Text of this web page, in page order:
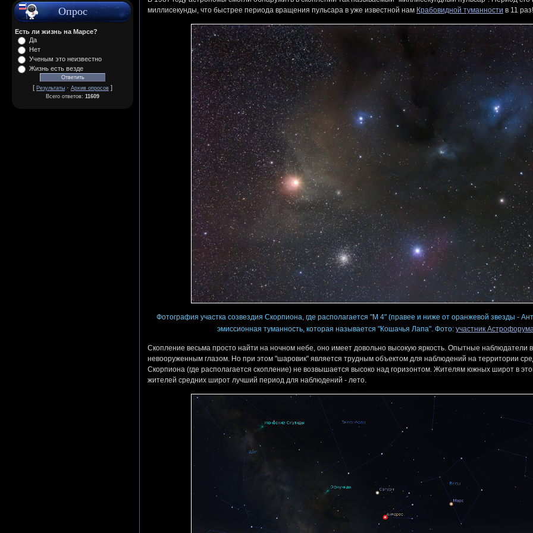
Опрос
Есть ли жизнь на Марсе?
Да
Нет
Ученым это неизвестно
Жизнь есть везде
[ Результаты · Архив опросов ]
Всего ответов: 11609
миллисекунды, что быстрее периода вращения пульсара в уже известной нам Крабовидной туманности в 11 раз!
Фотография участка созвездия Скорпиона, где располагается "М 4" (правее и ниже от оранжевой звезды -
эмиссионная туманность, которая называется "Кошачья Лапа". Фото: участник
Скопление весьма просто найти на ночном небе, оно имеет довольно высокую яркость. Опытные наблюдатели
невооруженным глазом. Но при этом "шаровик" является трудным объектом для наблюдений на территории
Скорпиона (где располагается скопление) не возвышается высоко над горизонтом. Жителям южных широт в
жителей средних широт лучший период для наблюдений - лето.